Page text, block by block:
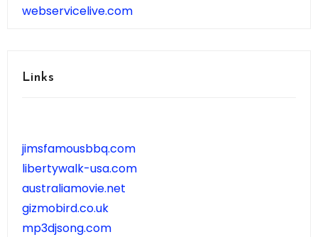
webservicelive.com
Links
jimsfamousbbq.com
libertywalk-usa.com
australiamovie.net
gizmobird.co.uk
mp3djsong.com